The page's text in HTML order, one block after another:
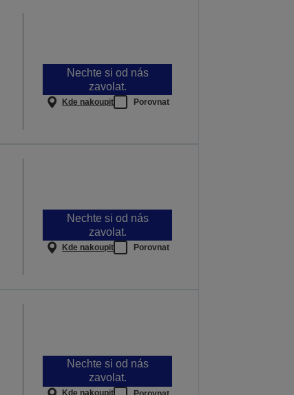
Nechte si od nás
zavolat.
Kde nakoupit Porovnat
Nechte si od nás
zavolat.
Kde nakoupit Porovnat
Nechte si od nás
zavolat.
Kde nakoupit Porovnat